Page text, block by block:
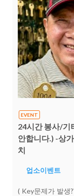
EVENT
24시간 봉사/기
안합니다.) -상
치
업소이벤트
( Key문제가 발생